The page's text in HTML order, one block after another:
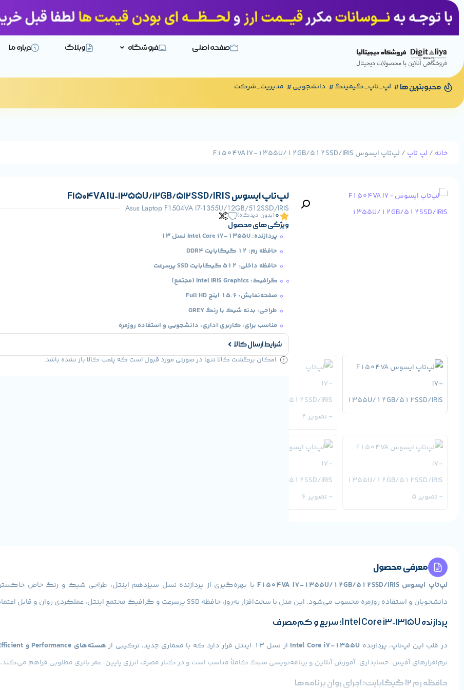
صفحه اصلی فروشگاه وبلاگ درباره ما
محبوبترین ها لپ_تاپ_گیمینگ دانشجویی مدیریت_شرکت
خانه / لپ تاپ / لپ‌تاپ ایسوس F1504VA I7-1355U/12GB/512SSD/IRIS
لپ‌تاپ ایسوس F1504VA I7-1355U/12GB/512SSD/IRIS
Asus Laptop F1504VA I7-1355U/12GB/512SSD/IRIS
0(بدون دیدگاه)
ویژگی های محصول
پردازنده: Intel Core i7-1355U نسل 13
حافظه رم: 12 گیگابایت DDR4
حافظه داخلی: 512 گیگابایت SSD پرسرعت
گرافیک: Intel IRIS Graphics (مجتمع)
صفحه‌نمایش: 15.6 اینچ Full HD
طراحی: بدنه شیک با رنگ GREY
مناسب برای: کاربری اداری، دانشجویی و استفاده روزمره
شرایط ارسال کالا
امکان برگشت کالا تنها در صورتی مورد قبول است که پلمب کالا باز نشده باشد.
معرفی محصول
لپ‌تاپ ایسوس F1504VA I7-1355U/12GB/512SSD/IRIS
دانشجویان و استفاده روزمره محسوب می‌شود. این مدل با سخت‌افزار به‌روز، حافظه SSD پرسرعت و گرافیک مجتمع اینتل، عملکردی روان و قابل اعتماد را در اختیار کاربر قرار می‌دهد.
پردازنده Intel Core i3-1315U؛ سریع و کم‌مصرف
در قلب این لپ‌تاپ، پردازنده Intel Core i7-1355U از نسل 13 اینتل قرار دارد که با معماری جدید، ترکیبی از هسته‌های Performance و Efficient
نرم‌افزارهای آفیس، حسابداری، آموزش آنلاین و برنامه‌نویسی سبک کاملاً مناسب است و در کنار مصرف انرژی پایین، عمر باتری مطلوبی فراهم می‌کند.
حافظه رم 12 گیگابایت؛ اجرای روان برنامه‌ها